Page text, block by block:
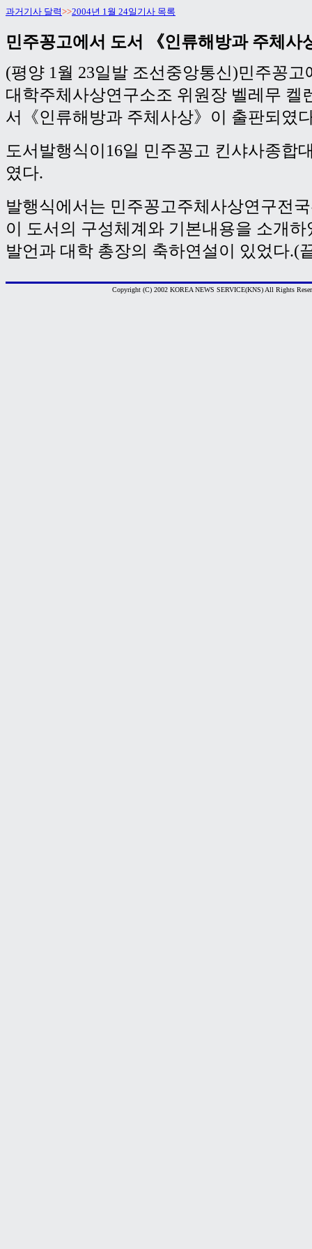
과거기사 달력>>2004년 1월 24일기사 목록
민주꽁고에서 도서 《인류해방과 주체사
(평양 1월 23일발 조선중앙통신)민주꽁
대학주체사상연구소조 위원장 벨레무 켈
서《인류해방과 주체사상》이 출판되였
도서발행식이16일 민주꽁고 킨샤사종합
였다.
발행식에서는 민주꽁고주체사상연구전
이 도서의 구성체계와 기본내용을 소개
발언과 대학 총장의 축하연설이 있었다.(
Copyright (C) 2002 KOREA NEWS SERVICE(KNS) All Rights